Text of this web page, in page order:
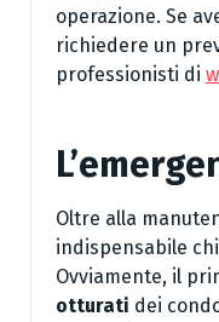
operazione. Se
richiedere un
professionisti di
Oltre alla
indispensabile
Ovviamente, il
otturati dei